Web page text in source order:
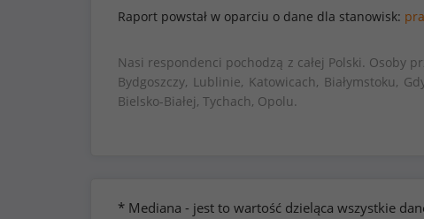
Raport powstał w oparciu o dane dla stanowisk:
Nasi respondenci pochodzą z całej Polski. Osoby
Bydgoszczy, Lublinie, Katowicach, Białymstoku,
Bielsko-Białej, Tychach, Opolu.
* Mediana - jest to wartość dzieląca wszystkie